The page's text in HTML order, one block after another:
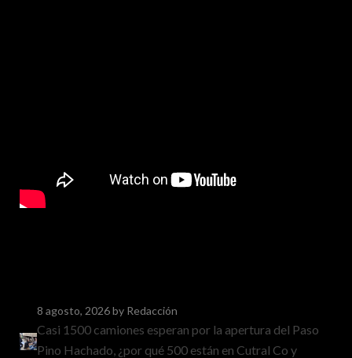
8 agosto, 2026by Redacción
Casi 1500 camiones esperan por la apertura del Paso
Pino Hachado, ¿por qué 500 están en Cutral Co y